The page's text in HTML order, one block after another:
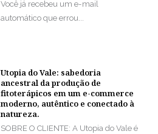
Você já recebeu um e-mail
automático que errou...
Utopia do Vale: sabedoria
ancestral da produção de
fitoterápicos em um e-commerce
moderno, autêntico e conectado à
natureza.
SOBRE O CLIENTE: A Utopia do Vale é